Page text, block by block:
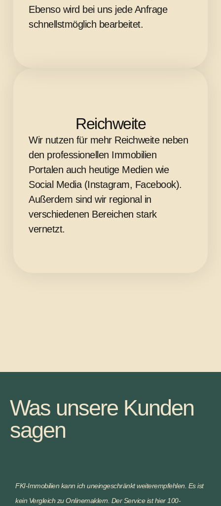
Ebenso wird bei uns jede Anfrage
schnellstmöglich bearbeitet.
Reichweite
Wir nutzen für mehr Reichweite neben
den professionellen Immobilien
Portalen auch heutige Medien wie
Social Media (Instagram, Facebook).
Außerdem sind wir regional in
verschiedenen Bereichen stark
vernetzt.
Was unsere Kunden
sagen
FKI-Immobilien kann ich uneingeschränkt weiterempfehlen. Es ist
kein Vergleich zu Onlinemaklern. Der Service ist hier 100-